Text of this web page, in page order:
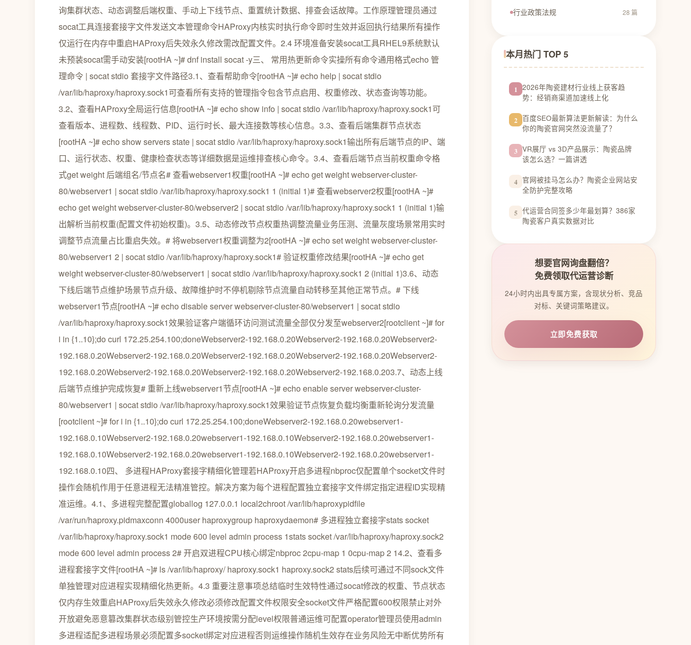
询集群状态、动态调整后端权重、手动上下线节点、重置统计数据、排查会话故障。工作原理管理员通过
socat工具连接套接字文件发送文本管理命令HAProxy内核实时执行命令即时生效并返回执行结果所有操作
仅运行在内存中重启HAProxy后失效永久修改需改配置文件。2.4 环境准备安装socat工具RHEL9系统默认
未预装socat需手动安装[rootHA ~]# dnf install socat -y三、 常用热更新命令实操所有命令通用格式echo 管
理命令 | socat stdio 套接字文件路径3.1、查看帮助命令[rootHA ~]# echo help | socat stdio
/var/lib/haproxy/haproxy.sock1可查看所有支持的管理指令包含节点启用、权重修改、状态查询等功能。
3.2、查看HAProxy全局运行信息[rootHA ~]# echo show info | socat stdio /var/lib/haproxy/haproxy.sock1可
查看版本、进程数、线程数、PID、运行时长、最大连接数等核心信息。3.3、查看后端集群节点状态
[rootHA ~]# echo show servers state | socat stdio /var/lib/haproxy/haproxy.sock1输出所有后端节点的IP、端
口、运行状态、权重、健康检查状态等详细数据是运维排查核心命令。3.4、查看后端节点当前权重命令格
式get weight 后端组名/节点名# 查看webserver1权重[rootHA ~]# echo get weight webserver-cluster-
80/webserver1 | socat stdio /var/lib/haproxy/haproxy.sock1 1 (initial 1)# 查看webserver2权重[rootHA ~]#
echo get weight webserver-cluster-80/webserver2 | socat stdio /var/lib/haproxy/haproxy.sock1 1 (initial 1)输
出解析当前权重(配置文件初始权重)。3.5、动态修改节点权重热调整流量业务压测、流量灰度场景常用实时
调整节点流量占比重启失效。# 将webserver1权重调整为2[rootHA ~]# echo set weight webserver-cluster-
80/webserver1 2 | socat stdio /var/lib/haproxy/haproxy.sock1# 验证权重修改结果[rootHA ~]# echo get
weight webserver-cluster-80/webserver1 | socat stdio /var/lib/haproxy/haproxy.sock1 2 (initial 1)3.6、动态
下线后端节点维护场景节点升级、故障维护时不停机剔除节点流量自动转移至其他正常节点。# 下线
webserver1节点[rootHA ~]# echo disable server webserver-cluster-80/webserver1 | socat stdio
/var/lib/haproxy/haproxy.sock1效果验证客户端循环访问测试流量全部仅分发至webserver2[rootclient ~]# for
i in {1..10};do curl 172.25.254.100;doneWebserver2-192.168.0.20Webserver2-192.168.0.20Webserver2-
192.168.0.20Webserver2-192.168.0.20Webserver2-192.168.0.20Webserver2-192.168.0.20Webserver2-
192.168.0.20Webserver2-192.168.0.20Webserver2-192.168.0.20Webserver2-192.168.0.203.7、动态上线
后端节点维护完成恢复# 重新上线webserver1节点[rootHA ~]# echo enable server webserver-cluster-
80/webserver1 | socat stdio /var/lib/haproxy/haproxy.sock1效果验证节点恢复负载均衡重新轮询分发流量
[rootclient ~]# for i in {1..10};do curl 172.25.254.100;doneWebserver2-192.168.0.20webserver1-
192.168.0.10Webserver2-192.168.0.20webserver1-192.168.0.10Webserver2-192.168.0.20webserver1-
192.168.0.10Webserver2-192.168.0.20webserver1-192.168.0.10Webserver2-192.168.0.20webserver1-
192.168.0.10四、 多进程HAProxy套接字精细化管理若HAProxy开启多进程nbproc仅配置单个socket文件时
操作会随机作用于任意进程无法精准管控。解决方案为每个进程配置独立套接字文件绑定指定进程ID实现精
准运维。4.1、多进程完整配置globallog 127.0.0.1 local2chroot /var/lib/haproxypidfile
/var/run/haproxy.pidmaxconn 4000user haproxygroup haproxydaemon# 多进程独立套接字stats socket
/var/lib/haproxy/haproxy.sock1 mode 600 level admin process 1stats socket /var/lib/haproxy/haproxy.sock2
mode 600 level admin process 2# 开启双进程CPU核心绑定nbproc 2cpu-map 1 0cpu-map 2 14.2、查看多
进程套接字文件[rootHA ~]# ls /var/lib/haproxy/ haproxy.sock1 haproxy.sock2 stats后续可通过不同sock文件
单独管理对应进程实现精细化热更新。4.3 重要注意事项总结临时生效特性通过socat修改的权重、节点状态
仅内存生效重启HAProxy后失效永久修改必须修改配置文件权限安全socket文件严格配置600权限禁止对外
开放避免恶意篡改集群状态级别管控生产环境按需分配level权限普通运维可配置operator管理员使用admin
多进程适配多进程场景必须配置多socket绑定对应进程否则运维操作随机生效存在业务风险无中断优势所有
行业政策法规 28 篇
本月热门 TOP 5
1 2026年陶瓷建材行业线上获客趋
势：经销商渠道加速线上化
2 百度SEO最新算法更新解读：为什么
你的陶瓷官网突然没流量了？
3 VR展厅 vs 3D产品展示：陶瓷品牌
该怎么选？一篇讲透
4 官网被挂马怎么办？陶瓷企业网站安
全防护完整攻略
5 代运营合同签多少年最划算？386家
陶瓷客户真实数据对比
想要官网询盘翻倍？
免费领取代运营诊断
24小时内出具专属方案，含现状分析、竞品
对标、关键词策略建议。
立即免费获取